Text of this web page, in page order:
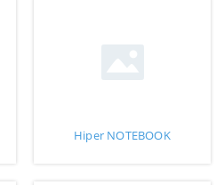
Hiper NOTEBOOK